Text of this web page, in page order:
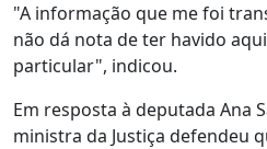
"A informação que me foi
não dá nota de ter havido
particular", indicou.
Em resposta à deputada Ana
ministra da Justiça defendeu